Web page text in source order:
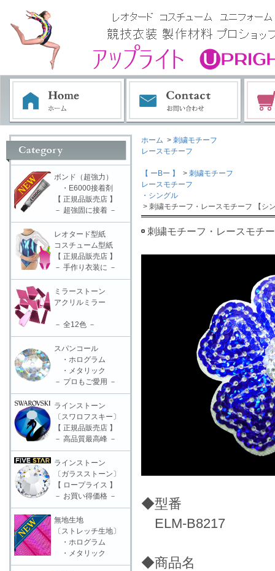
ホーム > 刺繍モチーフ
レースモチーフ
【 ーBー 】 > 刺繍モチーフ
レースモチーフ
・シングル
> 刺繍モチーフ・レースモチーフ 【シ
刺繍モチーフ・レースモチ
◆型番
ELM-B8217
◆商品名
ボンド（超強力）
・E6000接着剤
【 正規品販売店 】
－ 超強固に接着 －
レオタード型紙
コスチューム型紙
【 正規品販売店 】
－ 手作り衣装に －
ミラーストーン
アクリルミラー
－ 全12色 －
スパンコール
・ホログラム
・メタリック
－ プロもご愛用 －
ラインストーン
〔スワロフスキー〕
【 正規品販売店 】
－ 高品質最高峰 －
ラインストーン
〔ガラスストーン〕
【 ロープライス 】
－ お買い得価格 －
無地生地
〔ストレッチ生地〕
・ホログラム
・メタリック